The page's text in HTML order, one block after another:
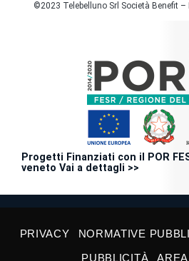
©2023 Telebelluno Srl Società Benefit
Progetti Finanziati con il POR
veneto Vai a dettagli >>
PRIVACY NORMATIVE
PUBBLICITÀ